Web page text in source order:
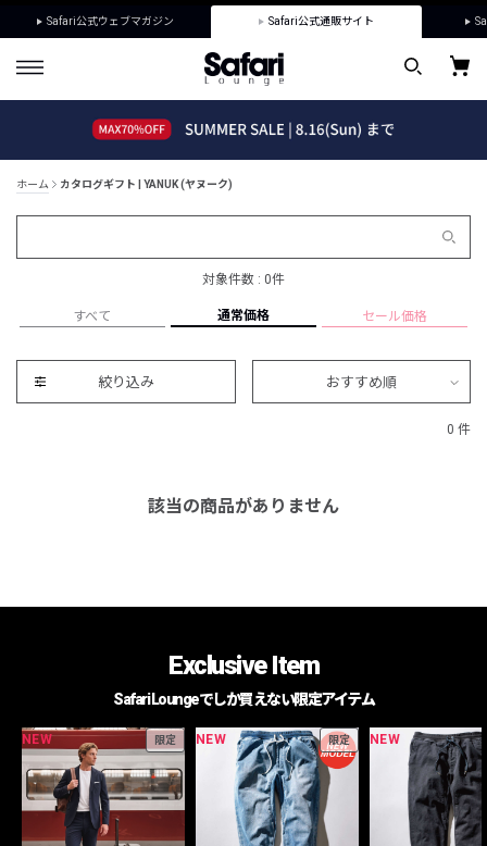
Safari公式ウェブマガジン Safari公式通販サイト
ホーム カタログギフト | YANUK (ヤヌーク)
対象件数 : 0件
すべて 通常価格 セール価格
絞り込み おすすめ順
0 件
該当の商品がありません
Exclusive Item
Safari Loungeでしか買えない限定アイテム
NEW 限定 NEW 限定 NEW